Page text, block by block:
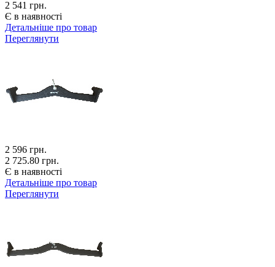
2 541 грн.
Є в наявності
Детальніше про товар
Переглянути
2 596 грн.
2 725.80 грн.
Є в наявності
Детальніше про товар
Переглянути